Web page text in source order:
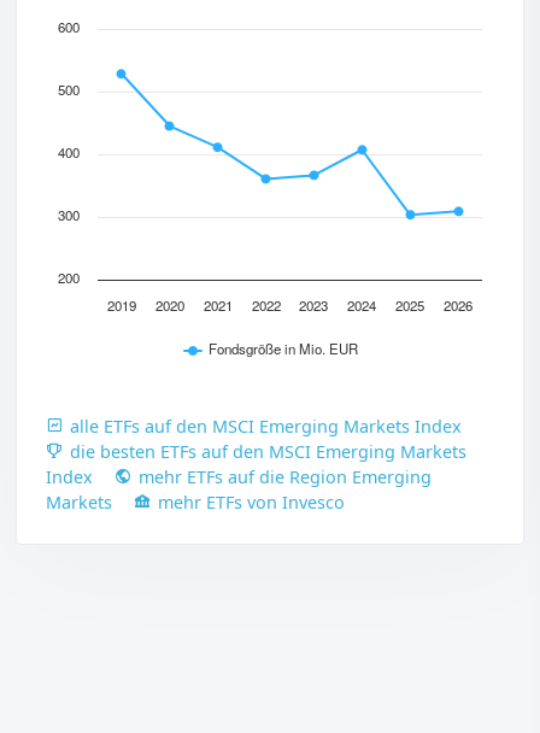
Fondsgröße in Mio. EUR
2019 2020 2021 2022 2023 2024 2025 2026
200
300
400
500
600
alle ETFs auf den MSCI Emerging Markets Index
die besten ETFs auf den MSCI Emerging Markets
Index
mehr ETFs auf die Region Emerging
Markets
mehr ETFs von Invesco